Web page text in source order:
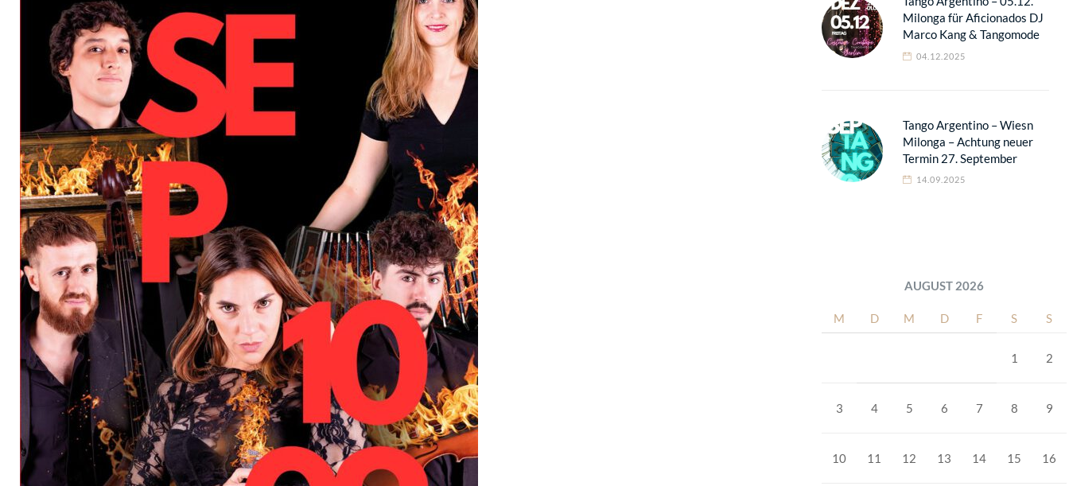
Milonga für Aficionados DJ
Marco Kang & Tangomode
04.12.2025
Tango Argentino – Wiesn
Milonga – Achtung neuer
Termin 27. September
14.09.2025
AUGUST 2026
M D M D F S S
1 2
3 4 5 6 7 8 9
10 11 12 13 14 15 16